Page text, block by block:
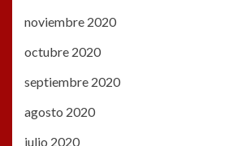
noviembre 2020
octubre 2020
septiembre 2020
agosto 2020
julio 2020